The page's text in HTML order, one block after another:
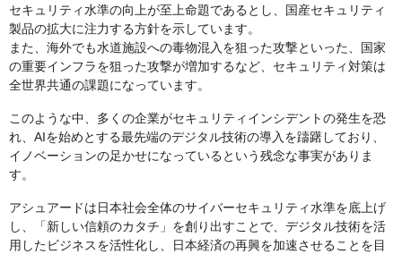
セキュリティ水準の向上が至上命題であるとし、国産セキュリティ
製品の拡大に注力する方針を示しています。
また、海外でも水道施設への毒物混入を狙った攻撃といった、国家
の重要インフラを狙った攻撃が増加するなど、セキュリティ対策は
全世界共通の課題になっています。
このような中、多くの企業がセキュリティインシデントの発生を恐
れ、AIを始めとする最先端のデジタル技術の導入を躊躇しており、
イノベーションの足かせになっているという残念な事実がありま
す。
アシュアードは日本社会全体のサイバーセキュリティ水準を底上げ
し、「新しい信頼のカタチ」を創り出すことで、デジタル技術を活
用したビジネスを活性化し、日本経済の再興を加速させることを目